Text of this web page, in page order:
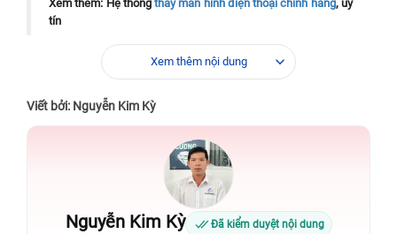
Xem thêm: Hệ thốngthay màn hình điện thoại chính hãng, uy
tín
Xem thêm nội dung
Viết bởi: Nguyễn Kim Kỳ
Nguyễn Kim Kỳ Đã kiểm duyệt nội dung